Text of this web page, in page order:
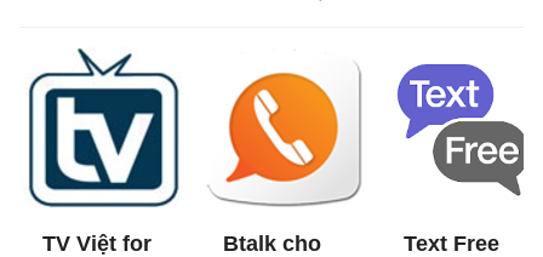
TV Việt for
Btalk cho
Text Free